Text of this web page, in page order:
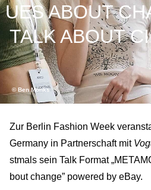
UES ABOUT
TALK ABOUT
© Ben Mönks
Zur Berlin Fashion Week
Germany in Partnerschaft mit
stmals sein Talk Format
bout change” powered by eBay.